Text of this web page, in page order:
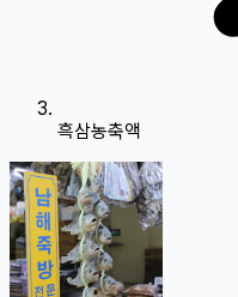
흑삼농축액